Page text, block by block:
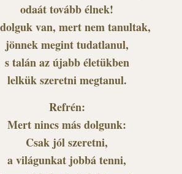
odaát tovább élnek!
van, mert nem tanultak,
jönnek megint tudatlanul,
s talán az újabb életükben
lelkük szeretni megtanul.
Refrén:
Mert nincs más dolgunk:
Csak jól szeretni,
a világunkat jobbá tenni,